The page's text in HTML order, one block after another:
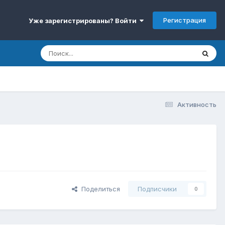
Уже зарегистрированы? Войти Регистрация
Активность
Поделиться Подписчики 0